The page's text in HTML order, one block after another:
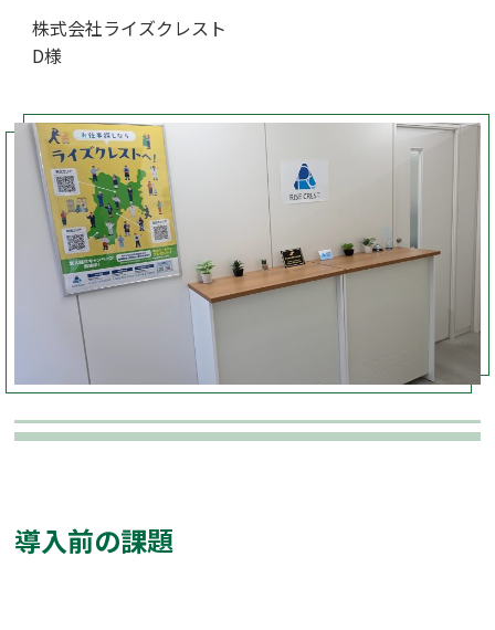
株式会社ライズクレスト
D様
導入前の課題